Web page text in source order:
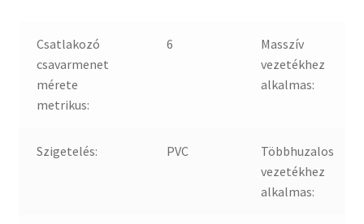
Csatlakozó
csavarmenet
mérete
metrikus:
6
Masszív
vezetékhez
alkalmas:
Szigetelés: PVC
Többhuzalos
vezetékhez
alkalmas: